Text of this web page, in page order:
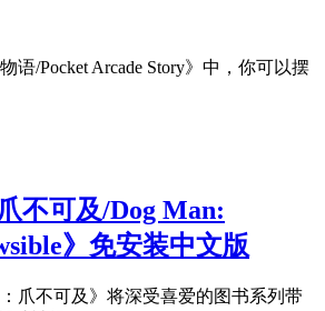
语/Pocket Arcade Story》中，你可以摆
不可及/Dog Man:
》免安装中文版
爪不可及》将深受喜爱的图书系列带